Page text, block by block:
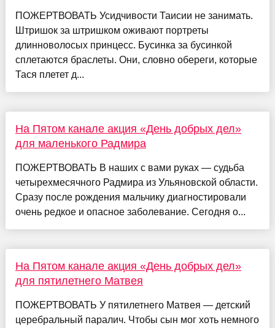
ПОЖЕРТВОВАТЬ Усидчивости Таисии не занимать.
Штришок за штришком оживают портреты
длинноволосых принцесс. Бусинка за бусинкой
сплетаются браслеты. Они, словно обереги, которые
Тася плетет д...
На Пятом канале акция «День добрых дел»
для маленького Радмира
ПОЖЕРТВОВАТЬ В наших с вами руках — судьба
четырехмесячного Радмира из Ульяновской области.
Сразу после рождения мальчику диагностировали
очень редкое и опасное заболевание. Сегодня о...
На Пятом канале акция «День добрых дел»
для пятилетнего Матвея
ПОЖЕРТВОВАТЬ У пятилетнего Матвея — детский
церебральный паралич. Чтобы сын мог хоть немного